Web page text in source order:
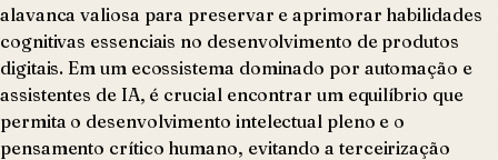
alavanca valiosa para preservar e aprimorar habilidades
cognitivas essenciais no desenvolvimento de produtos
digitais. Em um ecossistema dominado por automação e
assistentes de IA, é crucial encontrar um equilíbrio que
permita o desenvolvimento intelectual pleno e o
pensamento crítico humano, evitando a terceirização